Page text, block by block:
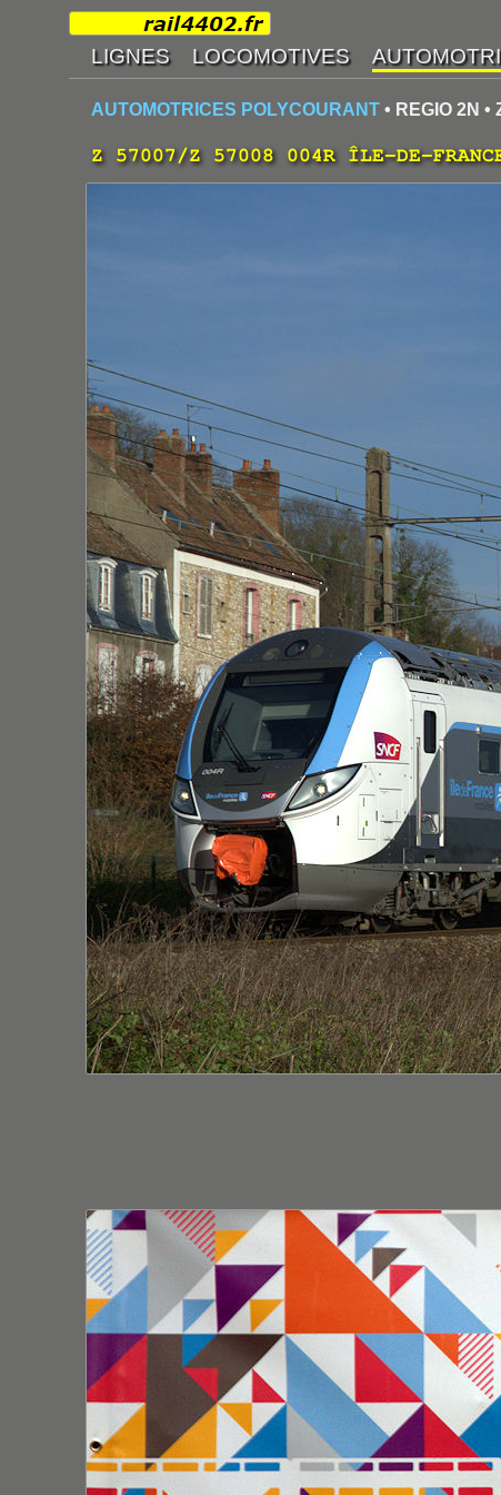
AUTOMOTRICES POLYCOURANT • REGIO 2N
Z 57007/Z 57008 004R ÎLE-DE-